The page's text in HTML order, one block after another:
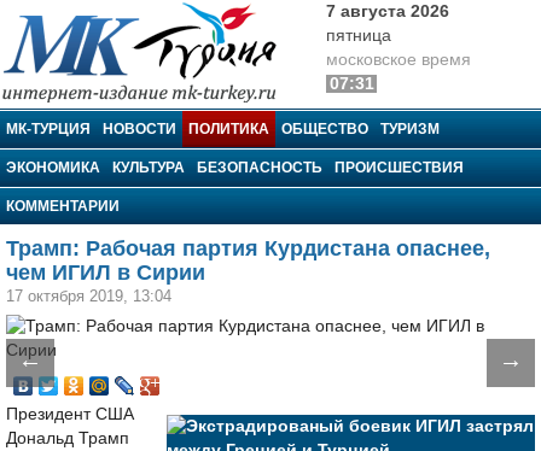
МК-Турция
7 августа 2026
пятница
московское время
07:31
МК-ТУРЦИЯ НОВОСТИ ПОЛИТИКА ОБЩЕСТВО ТУРИЗМ
ЭКОНОМИКА КУЛЬТУРА БЕЗОПАСНОСТЬ ПРОИСШЕСТВИЯ
КОММЕНТАРИИ
Трамп: Рабочая партия Курдистана опаснее,
чем ИГИЛ в Сирии
17 октября 2019, 13:04
← →
Президент США
Дональд Трамп